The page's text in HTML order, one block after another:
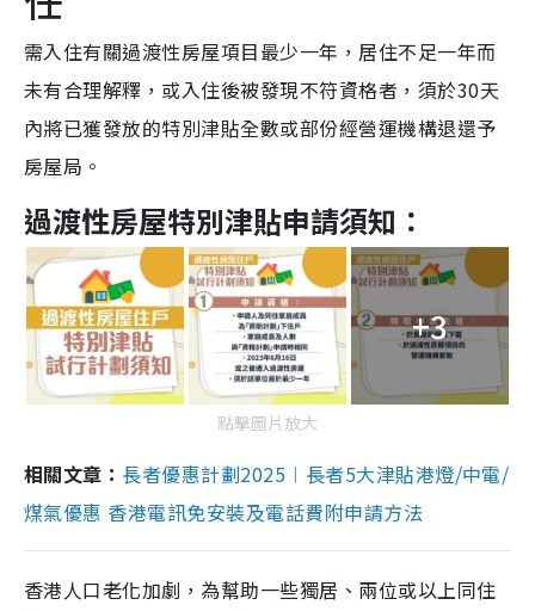
需入住有關過渡性房屋項目最少一年，居住不足一年而
未有合理解釋，或入住後被發現不符資格者，須於30天
內將已獲發放的特別津貼全數或部份經營運機構退還予
房屋局。
過渡性房屋特別津貼申請須知：
+3
點擊圖片放大
相關文章： 長者優惠計劃2025︱長者5大津貼港燈/中電/
煤氣優惠 香港電訊免安裝及電話費附申請方法
香港人口老化加劇，為幫助一些獨居、兩位或以上同住